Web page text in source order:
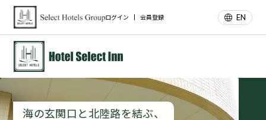
ログイン 会員登録 EN
海の玄関口と北陸路を結ぶ、